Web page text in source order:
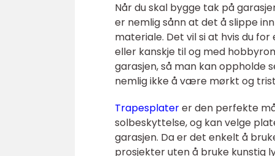
Når du skal bygge tak på
er nemlig sånn at det å slippe
materiale. Det vil si at hvis du
eller kanskje til og med
garasjen, så man kan oppholde
nemlig ikke å være mørkt og
Trapesplaterer den perfekte
solbeskyttelse, og kan velge
garasjen. Da er det enkelt å
prosjekter uten å bruke kunstig